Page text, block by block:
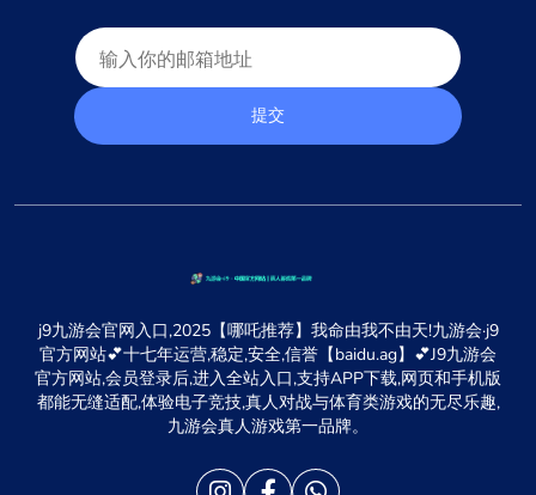
提交
j9九游会官网入口,2025【哪吒推荐】我命由我不由天!九游会·j9
官方网站💕十七年运营,稳定,安全,信誉【baidu.ag】💕J9九游会
官方网站,会员登录后,进入全站入口,支持APP下载,网页和手机版
都能无缝适配,体验电子竞技,真人对战与体育类游戏的无尽乐趣,
九游会真人游戏第一品牌。